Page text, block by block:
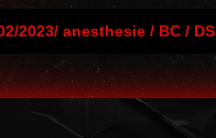
2023/ anesthesie / BC / DS